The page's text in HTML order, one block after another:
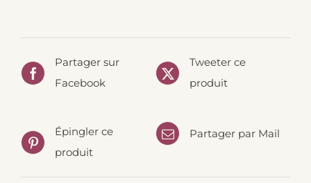
Partager sur
Facebook
Tweeter ce
produit
Épingler ce
produit
Partager par Mail